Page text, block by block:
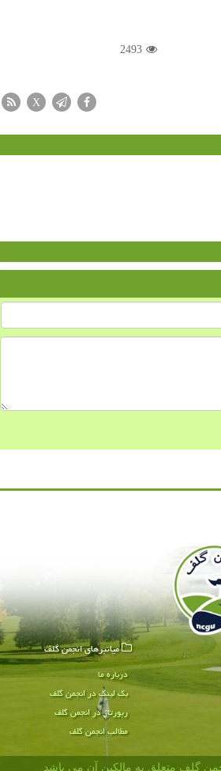
2493
X
میانبرهای انجمن گلف
درباره ما
بک لینک در انجمن گلف
رپورتاژ در انجمن گلف
مطالب انجمن گلف